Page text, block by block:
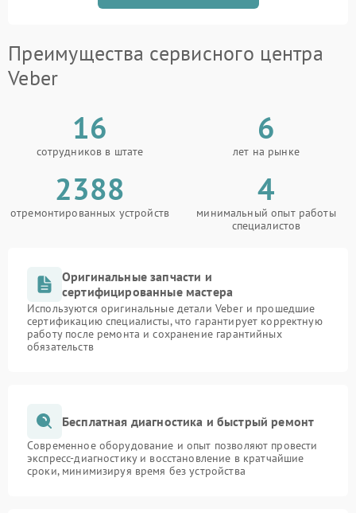
Преимущества сервисного центра
Veber
16
сотрудников в штате
6
лет на рынке
2388
отремонтированных устройств
4
минимальный опыт работы
специалистов
Оригинальные запчасти и
сертифицированные мастера
Используются оригинальные детали Veber и прошедшие
сертификацию специалисты, что гарантирует корректную
работу после ремонта и сохранение гарантийных
обязательств
Бесплатная диагностика и быстрый ремонт
Современное оборудование и опыт позволяют провести
экспресс-диагностику и восстановление в кратчайшие
сроки, минимизируя время без устройства